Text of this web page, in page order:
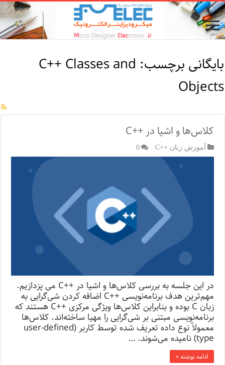
بایگانی برچسب: C++ Classes and
Objects
کلاس‌ها و اشیا در ++C
آموزش زبان ++C 0
در این جلسه به بررسی کلاس‌ها و اشیا در ++C می پزدازیم.
مهم‌ترین هدف برنامه‌نویسی ++C اضافه کردن شی‌گرایی به
زبان C بوده و بنابراین کلاس‌ها ویژگی مرکزی ++C هستند که
برنامه‌نویسی مبتنی بر شی‌گرایی را مهیا ساخته‌اند. کلاس‌ها
معمولاً نوع داده تعریف شده توسط کاربر (user-defined
type) نامیده می‌شوند. …
ادامه نوشته »